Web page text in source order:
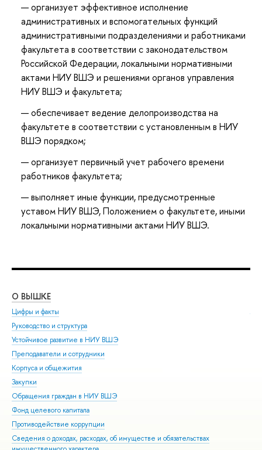
организует эффективное исполнение
административных и вспомогательных функций
административными подразделениями и работниками
факультета в соответствии с законодательством
Российской Федерации, локальными нормативными
актами НИУ ВШЭ и решениями органов управления
НИУ ВШЭ и факультета;
обеспечивает ведение делопроизводства на
факультете в соответствии с установленным в НИУ
ВШЭ порядком;
организует первичный учет рабочего времени
работников факультета;
выполняет иные функции, предусмотренные
уставом НИУ ВШЭ, Положением о факультете, иными
локальными нормативными актами НИУ ВШЭ.
О ВЫШКЕ
Цифры и факты
Руководство и структура
Устойчивое развитие в НИУ ВШЭ
Преподаватели и сотрудники
Корпуса и общежития
Закупки
Обращения граждан в НИУ ВШЭ
Фонд целевого капитала
Противодействие коррупции
Сведения о доходах, расходах, об имуществе и обязательствах